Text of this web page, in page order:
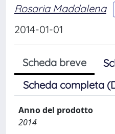
Rosaria Maddalena
2014-01-01
Scheda breve
Scheda completa
Anno del prodotto
2014